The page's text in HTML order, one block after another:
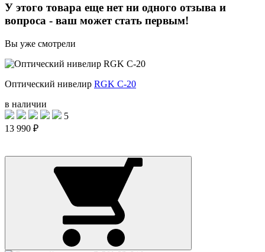
У этого товара еще нет ни одного отзыва и
вопроса - ваш может стать первым!
Вы уже смотрели
Оптический нивелир RGK C-20
в наличии
5
13 990 ₽